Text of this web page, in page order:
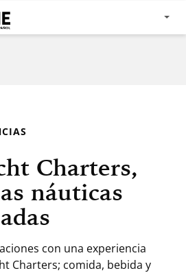
Charters,
náuticas
con una experiencia
Charters; comida, bebida y